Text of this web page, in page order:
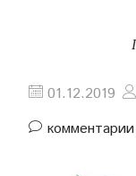
01.12.2019